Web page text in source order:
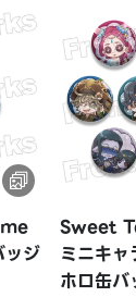
ッジ
Sweet
ミニキ
ホロ缶バ